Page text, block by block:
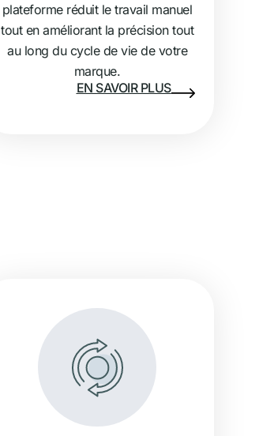
plateforme réduit le travail manuel
tout en améliorant la précision tout
au long du cycle de vie de votre
marque.
EN SAVOIR PLUS